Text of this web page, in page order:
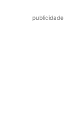
publicidade